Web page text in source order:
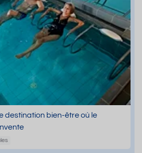
destination bien-être où le